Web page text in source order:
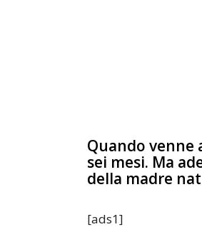
Quando venne
sei mesi. Ma
della madre
[ads1]